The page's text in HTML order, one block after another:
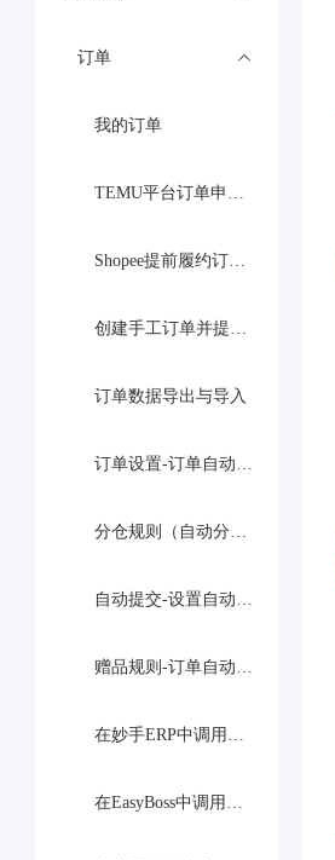
订单
我的订单
TEMU平台订单申请运单号并提交到仓库流程
Shopee提前履约订单处理方法
创建手工订单并提交到仓库
订单数据导出与导入
订单设置-订单自动化操作
分仓规则（自动分配调用仓库）
自动提交-设置自动提交订单到仓库
赠品规则-订单自动设置赠品
在妙手ERP中调用WMS库存发货
在EasyBoss中调用WMS库存发货